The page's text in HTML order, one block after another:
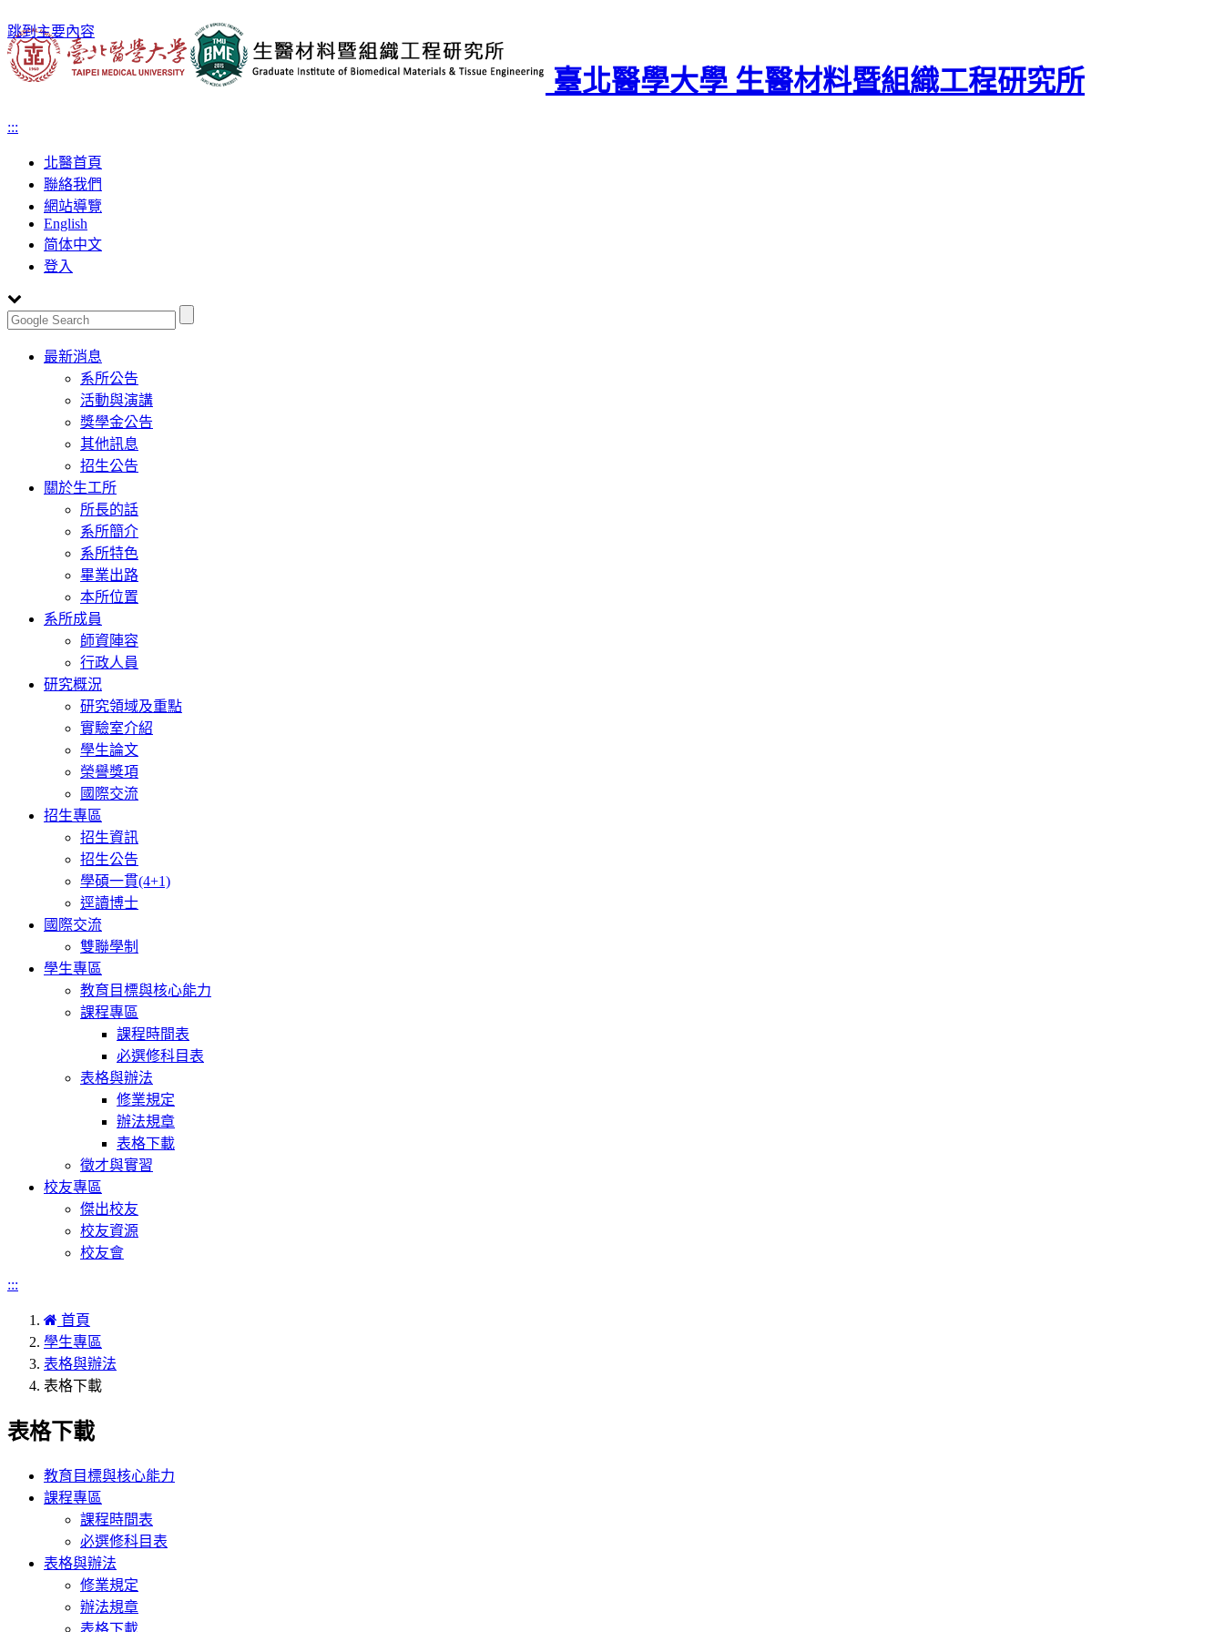
跳到主要內容
臺北醫學大學 生醫材料暨組織工程研究所
:::
北醫首頁
聯絡我們
網站導覽
English
简体中文
登入
Toggle
navigation
最新消息
系所公告
活動與演講
獎學金公告
其他訊息
招生公告
關於生工所
所長的話
系所簡介
系所特色
畢業出路
本所位置
系所成員
師資陣容
行政人員
研究概況
研究領域及重點
實驗室介紹
學生論文
榮譽獎項
國際交流
招生專區
招生資訊
招生公告
學碩一貫(4+1)
逕讀博士
國際交流
雙聯學制
學生專區
教育目標與核心能力
課程專區
課程時間表
必選修科目表
表格與辦法
修業規定
辦法規章
表格下載
徵才與實習
校友專區
傑出校友
校友資源
校友會
:::
首頁
學生專區
表格與辦法
表格下載
表格下載
教育目標與核心能力
課程專區
課程時間表
必選修科目表
表格與辦法
修業規定
辦法規章
表格下載